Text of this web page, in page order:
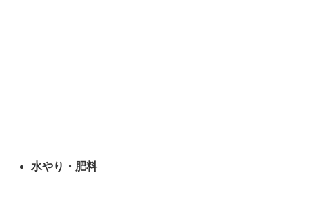
水やり・肥料